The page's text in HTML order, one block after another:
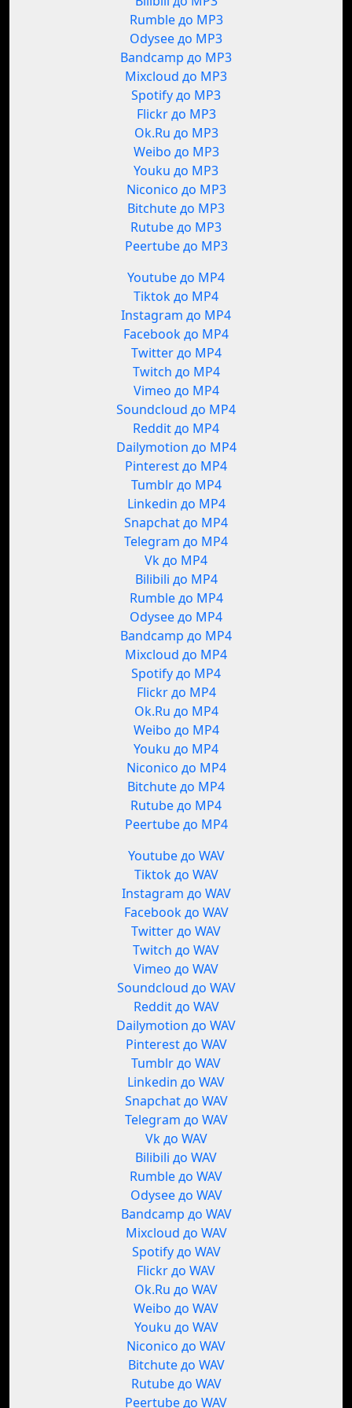
Rumble до MP3
Odysee до MP3
Bandcamp до MP3
Mixcloud до MP3
Spotify до MP3
Flickr до MP3
Ok.Ru до MP3
Weibo до MP3
Youku до MP3
Niconico до MP3
Bitchute до MP3
Rutube до MP3
Peertube до MP3
Youtube до MP4
Tiktok до MP4
Instagram до MP4
Facebook до MP4
Twitter до MP4
Twitch до MP4
Vimeo до MP4
Soundcloud до MP4
Reddit до MP4
Dailymotion до MP4
Pinterest до MP4
Tumblr до MP4
Linkedin до MP4
Snapchat до MP4
Telegram до MP4
Vk до MP4
Bilibili до MP4
Rumble до MP4
Odysee до MP4
Bandcamp до MP4
Mixcloud до MP4
Spotify до MP4
Flickr до MP4
Ok.Ru до MP4
Weibo до MP4
Youku до MP4
Niconico до MP4
Bitchute до MP4
Rutube до MP4
Peertube до MP4
Youtube до WAV
Tiktok до WAV
Instagram до WAV
Facebook до WAV
Twitter до WAV
Twitch до WAV
Vimeo до WAV
Soundcloud до WAV
Reddit до WAV
Dailymotion до WAV
Pinterest до WAV
Tumblr до WAV
Linkedin до WAV
Snapchat до WAV
Telegram до WAV
Vk до WAV
Bilibili до WAV
Rumble до WAV
Odysee до WAV
Bandcamp до WAV
Mixcloud до WAV
Spotify до WAV
Flickr до WAV
Ok.Ru до WAV
Weibo до WAV
Youku до WAV
Niconico до WAV
Bitchute до WAV
Rutube до WAV
Peertube до WAV